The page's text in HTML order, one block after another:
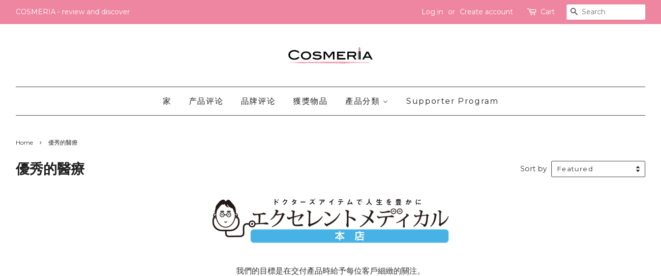
COSMERIA - review and discover Log in or Create account Cart Search
家 产品评论 品牌评论 獲獎物品 產品分類 Supporter Program
Home › 優秀的醫療
優秀的醫療 Sort by
我們的目標是在交付產品時給予每位客戶細緻的關注。